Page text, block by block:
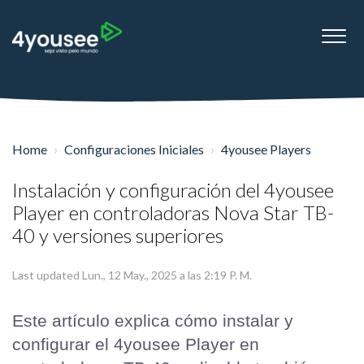
Home Configuraciones Iniciales 4yousee Players
Instalación y configuración del 4yousee
Player en controladoras Nova Star TB-
40 y versiones superiores
Last updated Lun., 12 May., 2025 a las 2:19 P. M.
Este artículo explica cómo instalar y
configurar el 4yousee Player en